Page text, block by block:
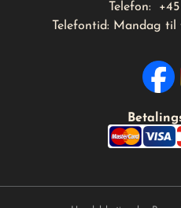
Telefon:
Telefontid: Mandag til